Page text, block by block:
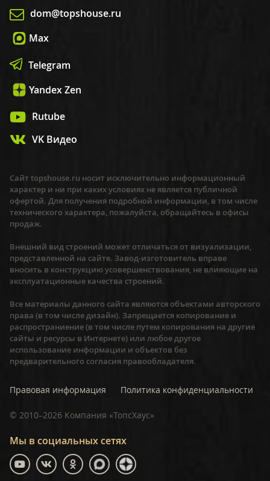
dom@topshouse.ru
Max
Telegram
Yandex Zen
Rutube
VK Видео
Мы в социальных сетях
Сайт topshouse.ru носит исключительно информационный
характер и ни при каких условиях не является публичной
офертой. Для получения подробной информации, в том числе
технического характера, пожалуйста, обращайтесь в офисы
продаж.
Внешний вид строений может отличаться от визуализации,
представленной на сайте. Завод-изготовитель вправе
вносить в конструкцию усовершенствования, не влияющие на
эксплуатационные качества строений.
Все материалы данного сайта являются объектами авторского
права (в том числе дизайн). Запрещается копирование и
распространиение (в том числе путем копирования на другие
сайты и ресурсы в Интернете) или любое другое
использование информации и объектов без
предварительного согласия правообладателя.
Правовая информация Политика конфиденциальности
© 2010–2026 Компания «ТопсХаус»